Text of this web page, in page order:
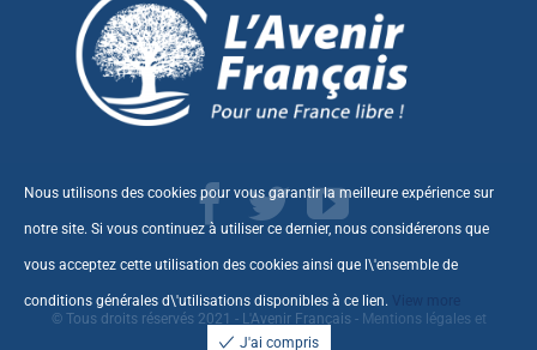
© Tous droits réservés 2021 - L'Avenir Français - Mentions légales et
Nous utilisons des cookies pour vous garantir la meilleure expérience sur
notre site. Si vous continuez à utiliser ce dernier, nous considérerons que
vous acceptez cette utilisation des cookies ainsi que l\'ensemble de
conditions générales d\'utilisations disponibles à ce lien.
J'ai compris